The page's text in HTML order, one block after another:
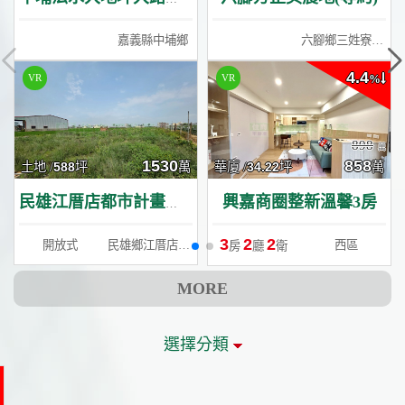
MORE
嘉義縣中埔鄉 六腳鄉三姓寮段三姓小段
土地 /588坪 1530萬
開放式
興嘉商圈整新溫馨3房
華廈 /34.22坪
4.4%
898
858萬
3房 2廳 2衛 西區
選擇分類